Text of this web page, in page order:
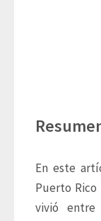
En este
Puerto
vivió entre